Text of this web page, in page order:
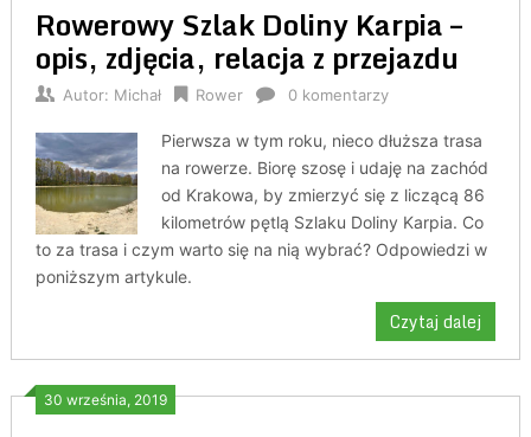
Rowerowy Szlak Doliny Karpia –
opis, zdjęcia, relacja z przejazdu
Autor: Michał Rower 0 komentarzy
Pierwsza w tym roku, nieco dłuższa trasa
na rowerze. Biorę szosę i udaję na zachód
od Krakowa, by zmierzyć się z liczącą 86
kilometrów pętlą Szlaku Doliny Karpia. Co
to za trasa i czym warto się na nią wybrać? Odpowiedzi w
poniższym artykule.
Czytaj dalej
30 września, 2019